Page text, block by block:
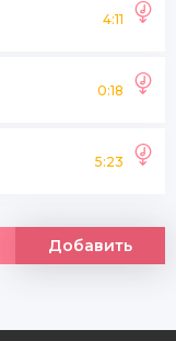
4:11
0:18
5:23
Добавить